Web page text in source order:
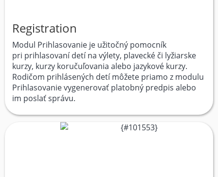
Registration
Modul Prihlasovanie je užitočný pomocník
pri prihlasovaní detí na výlety, plavecké či lyžiarske
kurzy, kurzy koručuľovania alebo jazykové kurzy.
Rodičom prihlásených detí môžete priamo z modulu
Prihlasovanie vygenerovať platobný predpis alebo
im poslať správu.